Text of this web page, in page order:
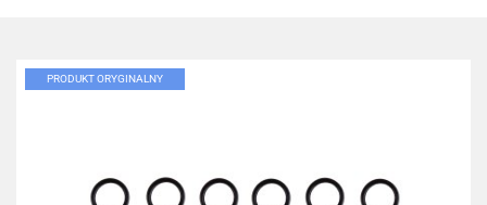
PRODUKT ORYGINALNY